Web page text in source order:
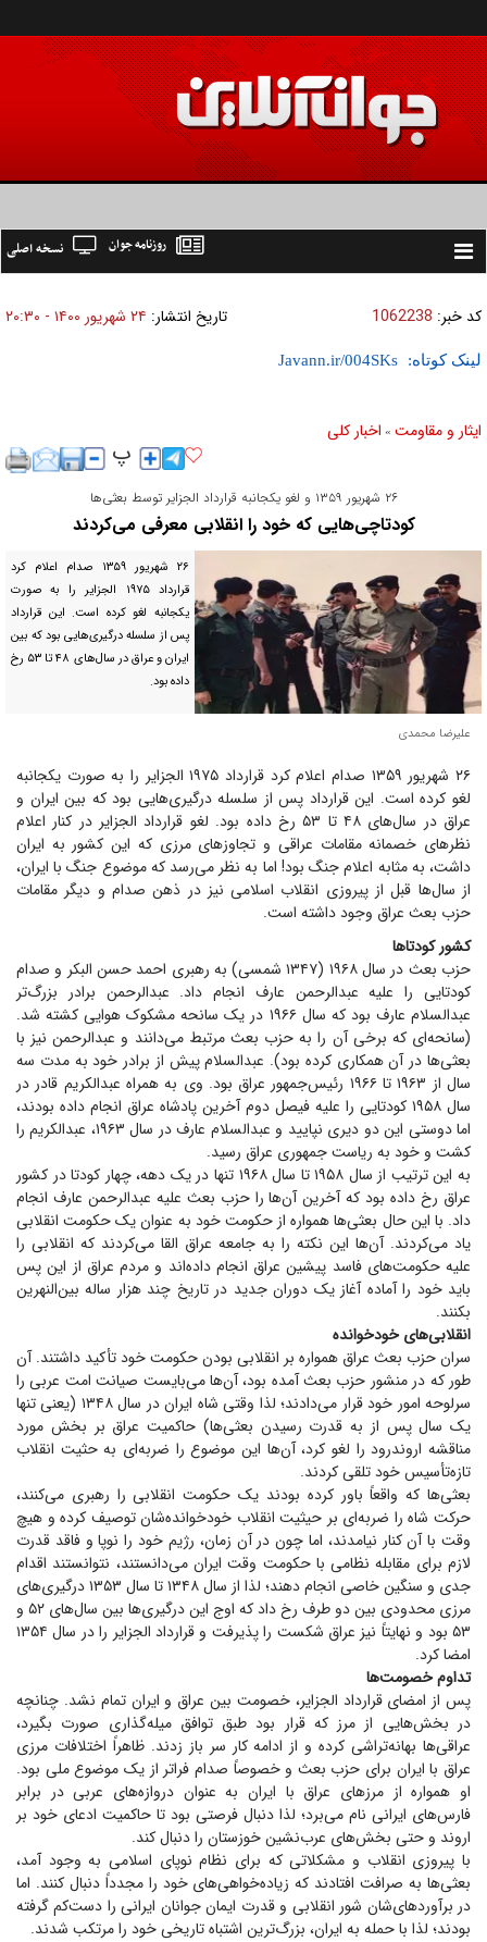
Toggle
نسخه اصلی روزنامه جوان
کد خبر: 1062238 تاریخ انتشار: ۲۴ شهريور ۱۴۰۰ - ۲۰:۳۰
لینک کوتاه:
ایثار و مقاومت » اخبار كلی
۲۶ شهریور ۱۳۵۹ و لغو یکجانبه قرارداد الجزایر توسط بعثی‌ها
کودتاچی‌هایی که خود را انقلابی معرفی می‌کردند
۲۶ شهریور ۱۳۵۹ صدام اعلام کرد
قرارداد ۱۹۷۵ الجزایر را به صورت
یکجانبه لغو کرده است. این قرارداد
پس از سلسله درگیری‌هایی بود که بین
ایران و عراق در سال‌های ۴۸ تا ۵۳ رخ
داده بود.
علیرضا محمدی
۲۶ شهریور ۱۳۵۹ صدام اعلام کرد قرارداد ۱۹۷۵ الجزایر را به صورت یکجانبه
لغو کرده است. این قرارداد پس از سلسله درگیری‌هایی بود که بین ایران و
عراق در سال‌های ۴۸ تا ۵۳ رخ داده بود. لغو قرارداد الجزایر در کنار اعلام
نظر‌های خصمانه مقامات عراقی و تجاوز‌های مرزی که این کشور به ایران
داشت، به مثابه اعلام جنگ بود! اما به نظر می‌رسد که موضوع جنگ با ایران،
از سال‌ها قبل از پیروزی انقلاب اسلامی نیز در ذهن صدام و دیگر مقامات
حزب بعث عراق وجود داشته است.
کشور کودتا‌ها
حزب بعث در سال ۱۹۶۸ (۱۳۴۷ شمسی) به رهبری احمد حسن البکر و صدام
کودتایی را علیه عبدالرحمن عارف انجام داد. عبدالرحمن برادر بزرگ‌تر
عبدالسلام عارف بود که سال ۱۹۶۶ در یک سانحه مشکوک هوایی کشته شد.
(سانحه‌ای که برخی آن را به حزب بعث مرتبط می‌دانند و عبدالرحمن نیز با
بعثی‌ها در آن همکاری کرده بود). عبدالسلام پیش از برادر خود به مدت سه
سال از ۱۹۶۳ تا ۱۹۶۶ رئیس‌جمهور عراق بود. وی به همراه عبدالکریم قادر در
سال ۱۹۵۸ کودتایی را علیه فیصل دوم آخرین پادشاه عراق انجام داده بودند،
اما دوستی این دو دیری نپایید و عبدالسلام عارف در سال ۱۹۶۳، عبدالکریم را
کشت و خود به ریاست جمهوری عراق رسید.
به این ترتیب از سال ۱۹۵۸ تا سال ۱۹۶۸ تنها در یک دهه، چهار کودتا در کشور
عراق رخ داده بود که آخرین آن‌ها را حزب بعث علیه عبدالرحمن عارف انجام
داد. با این حال بعثی‌ها همواره از حکومت خود به عنوان یک حکومت انقلابی
یاد می‌کردند. آن‌ها این نکته را به جامعه عراق القا می‌کردند که انقلابی را
علیه حکومت‌های فاسد پیشین عراق انجام داده‌اند و مردم عراق از این پس
باید خود را آماده آغاز یک دوران جدید در تاریخ چند هزار ساله بین‌النهرین
بکنند.
انقلابی‌های خودخوانده
سران حزب بعث عراق همواره بر انقلابی بودن حکومت خود تأکید داشتند. آن
طور که در منشور حزب بعث آمده بود، آن‌ها می‌بایست صیانت امت عربی را
سرلوحه امور خود قرار می‌دادند؛ لذا وقتی شاه ایران در سال ۱۳۴۸ (یعنی تنها
یک سال پس از به قدرت رسیدن بعثی‌ها) حاکمیت عراق بر بخش مورد
مناقشه اروندرود را لغو کرد، آن‌ها این موضوع را ضربه‌ای به حثیت انقلاب
تازه‌تأسیس خود تلقی کردند.
بعثی‌ها که واقعاً باور کرده بودند یک حکومت انقلابی را رهبری می‌کنند،
حرکت شاه را ضربه‌ای بر حیثیت انقلاب خودخوانده‌شان توصیف کرده و هیچ
وقت با آن کنار نیامدند، اما چون در آن زمان، رژیم خود را نوپا و فاقد قدرت
لازم برای مقابله نظامی با حکومت وقت ایران می‌دانستند، نتوانستند اقدام
جدی و سنگین خاصی انجام دهند؛ لذا از سال ۱۳۴۸ تا سال ۱۳۵۳ درگیری‌های
مرزی محدودی بین دو طرف رخ داد که اوج این درگیری‌ها بین سال‌های ۵۲ و
۵۳ بود و نهایتاً نیز عراق شکست را پذیرفت و قرارداد الجزایر را در سال ۱۳۵۴
امضا کرد.
تداوم خصومت‌ها
پس از امضای قرارداد الجزایر، خصومت بین عراق و ایران تمام نشد. چنانچه
در بخش‌هایی از مرز که قرار بود طبق توافق میله‌گذاری صورت بگیرد،
عراقی‌ها بهانه‌تراشی کرده و از ادامه کار سر باز زدند. ظاهراً اختلافات مرزی
عراق با ایران برای حزب بعث و خصوصاً صدام فراتر از یک موضوع ملی بود.
او همواره از مرز‌های عراق با ایران به عنوان دروازه‌های عربی در برابر
فارس‌های ایرانی نام می‌برد؛ لذا دنبال فرصتی بود تا حاکمیت ادعای خود بر
اروند و حتی بخش‌های عرب‌نشین خوزستان را دنبال کند.
با پیروزی انقلاب و مشکلاتی که برای نظام نوپای اسلامی به وجود آمد،
بعثی‌ها به صرافت افتادند که زیاده‌خواهی‌های خود را مجدداً دنبال کنند. اما
در برآوردهای‌شان شور انقلابی و قدرت ایمان جوانان ایرانی را دست‌کم گرفته
بودند؛ لذا با حمله به ایران، بزرگ‌ترین اشتباه تاریخی خود را مرتکب شدند.